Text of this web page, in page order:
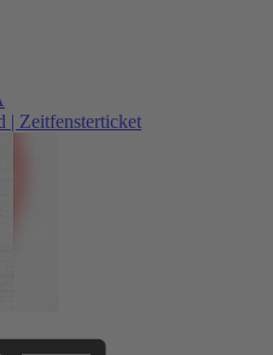
| Zeitfensterticket